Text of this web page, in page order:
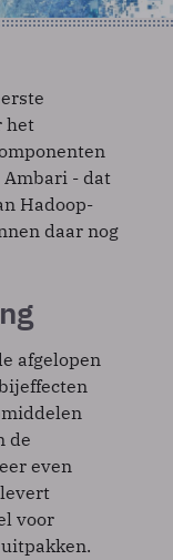
het
Ambari - dat
Hadoop-
daar nog
afgelopen
de
even
voor